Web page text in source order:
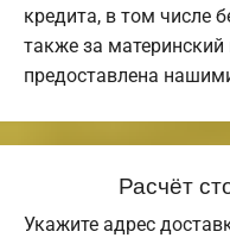
кредита, в том числе
также за
предоставлена
Расчёт
Укажите адрес